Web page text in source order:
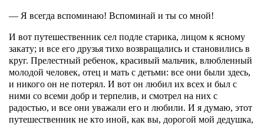
— Я всегда вспоминаю! Вспоминай и ты со мной!
И вот путешественник сел подле старика, лицом к ясному
закату; и все его друзья тихо возвращались и становились в
круг. Прелестный ребенок, красивый мальчик, влюбленный
молодой человек, отец и мать с детьми: все они были здесь,
и никого он не потерял. И вот он любил их всех и был с
ними со всеми добр и терпелив, и смотрел на них с
радостью, и все они уважали его и любили. И я думаю, этот
путешественник не кто иной, как вы, дорогой мой дедушка,